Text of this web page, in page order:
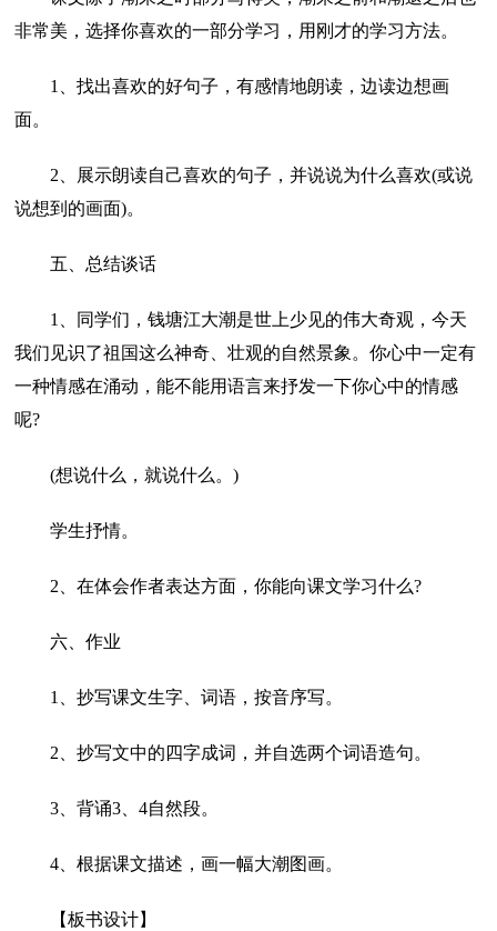
非常美，选择你喜欢的一部分学习，用刚才的学习方法。
1、找出喜欢的好句子，有感情地朗读，边读边想画
面。
2、展示朗读自己喜欢的句子，并说说为什么喜欢(或说
说想到的画面)。
五、总结谈话
1、同学们，钱塘江大潮是世上少见的伟大奇观，今天
我们见识了祖国这么神奇、壮观的自然景象。你心中一定有
一种情感在涌动，能不能用语言来抒发一下你心中的情感
呢?
(想说什么，就说什么。)
学生抒情。
2、在体会作者表达方面，你能向课文学习什么?
六、作业
1、抄写课文生字、词语，按音序写。
2、抄写文中的四字成词，并自选两个词语造句。
3、背诵3、4自然段。
4、根据课文描述，画一幅大潮图画。
【板书设计】